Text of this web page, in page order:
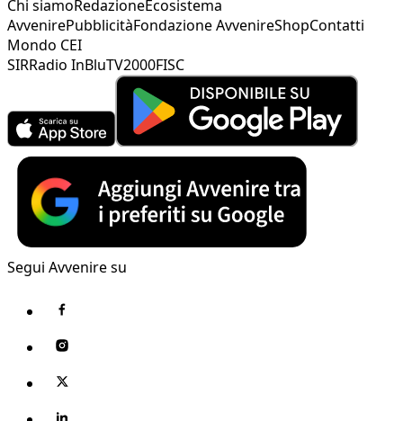
Chi siamoRedazioneEcosistema
AvvenirePubblicitàFondazione AvvenireShopContatti
Mondo CEI
SIRRadio InBluTV2000FISC
Segui Avvenire su